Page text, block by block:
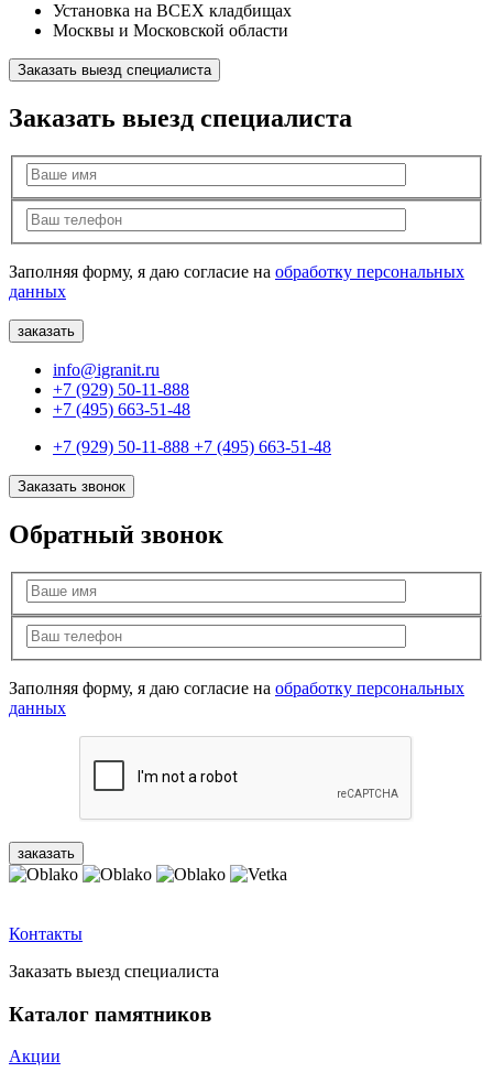
Установка на ВСЕХ кладбищах
Москвы и Московской области
Заказать выезд специалиста
Заказать выезд специалиста
Заполняя форму, я даю согласие на обработку персональных
данных
info@igranit.ru
+7 (929) 50-11-888
+7 (495) 663-51-48
+7 (929) 50-11-888 +7 (495) 663-51-48
Заказать звонок
Обратный звонок
Заполняя форму, я даю согласие на обработку персональных
данных
Контакты
Заказать выезд специалиста
Каталог памятников
Акции